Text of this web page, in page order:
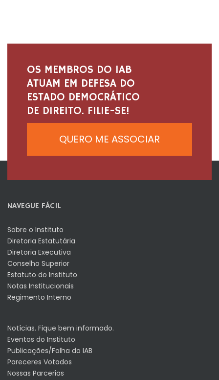
OS MEMBROS DO IAB
ATUAM EM DEFESA DO
ESTADO DEMOCRÁTICO
DE DIREITO. FILIE-SE!
QUERO ME ASSOCIAR
NAVEGUE FÁCIL
Sobre o Instituto
Diretoria Estatutária
Diretoria Executiva
Conselho Superior
Estatuto do Instituto
Notas Institucionais
Regimento Interno
Notícias. Fique bem informado.
Eventos do Instituto
Publicações/Folha do IAB
Pareceres Votados
Nossas Parcerias